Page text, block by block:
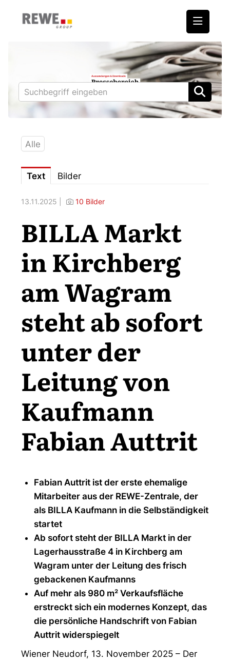
REWE International AG
BILLA
PENNY
BIPA
Downloads
Fotos – Vorstand
Kontakt
Alle
Text Bilder
13.11.2025 | 10 Bilder
BILLA Markt
in Kirchberg
am Wagram
steht ab sofort
unter der
Leitung von
Kaufmann
Fabian Auttrit
Fabian Auttrit ist der erste ehemalige
Mitarbeiter aus der REWE-Zentrale, der
als BILLA Kaufmann in die Selbständigkeit
startet
Ab sofort steht der BILLA Markt in der
Lagerhausstraße 4 in Kirchberg am
Wagram unter der Leitung des frisch
gebackenen Kaufmanns
Auf mehr als 980 m² Verkaufsfläche
erstreckt sich ein modernes Konzept, das
die persönliche Handschrift von Fabian
Auttrit widerspiegelt
Wiener Neudorf, 13. November 2025 – Der